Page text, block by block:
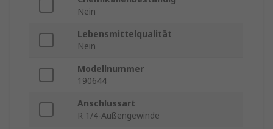
Nein
Lebensmittelqualität
Nein
Modellnummer
190644
Anschlussart
R 1/4-Außengewinde